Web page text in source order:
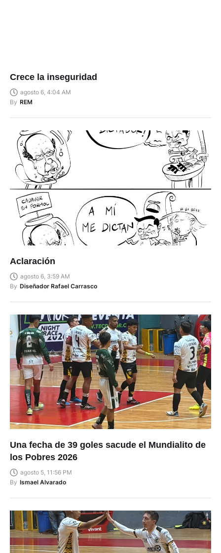
Crece la inseguridad
agosto 6, 4:04 AM
By REM
Aclaración
agosto 6, 3:59 AM
By Diseñador Rafael Carrasco
Una fecha de 39 goles sacude el Mundialito de
los Pobres 2026
agosto 5, 11:56 PM
By Ismael Alvarado